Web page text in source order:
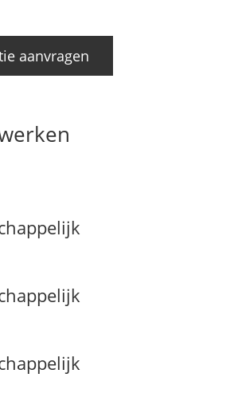
aanvragen